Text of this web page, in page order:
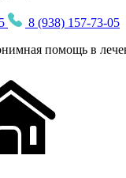
8 (938) 157-73-05
помощь в